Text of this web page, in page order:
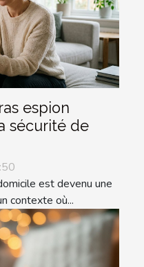
espion
sécurité de
est devenu une
contexte où...